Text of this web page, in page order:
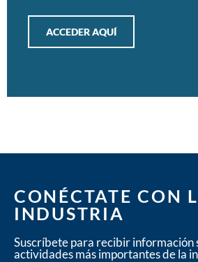
ACCEDER AQUÍ
CONÉCTATE CON
INDUSTRIA
Suscríbete para recibir información
actividades más importantes de la